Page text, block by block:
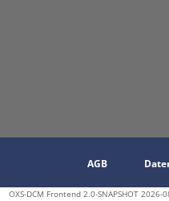
AGB
OXS-DCM Frontend 2.0-SNAPSHOT